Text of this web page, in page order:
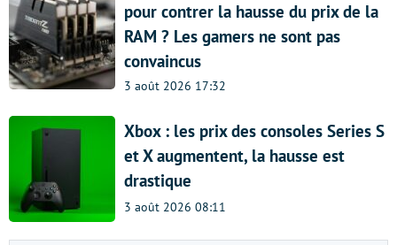
pour contrer la hausse du prix de la
RAM ? Les gamers ne sont pas
convaincus
3 août 2026 17:32
Xbox : les prix des consoles Series S
et X augmentent, la hausse est
drastique
3 août 2026 08:11